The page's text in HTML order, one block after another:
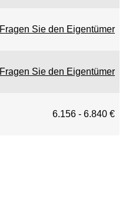
Fragen Sie den Eigentümer
Fragen Sie den Eigentümer
6.156 - 6.840 €